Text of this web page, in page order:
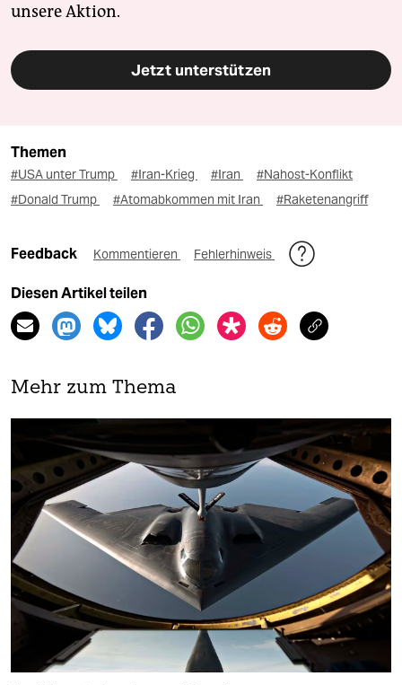
unsere Aktion.
Jetzt unterstützen
Themen
#USA unter Trump #Iran-Krieg #Iran
#Nahost-Konflikt
#Donald Trump
#Atomabkommen mit Iran #Raketenangriff
Feedback Kommentieren Fehlerhinweis
Diesen Artikel teilen
Mehr zum Thema